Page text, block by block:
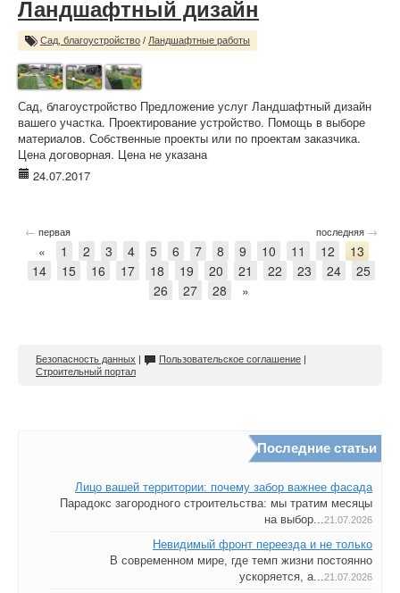
Ландшафтный дизайн
Сад, благоустройство / Ландшафтные работы
Сад, благоустройство Предложение услуг Ландшафтный дизайн
вашего участка. Проектирование устройство. Помощь в выборе
материалов. Собственные проекты или по проектам заказчика.
Цена договорная. Цена не указана
24.07.2017
← первая последняя →
« 1 2 3 4 5 6 7 8 9 10 11 12
13
14
15 16 17 18 19 20 21 22 23 24
25
26
27 28 »
Безопасность данных | Пользовательское соглашение |
Строительный портал
Последние статьи
Лицо вашей территории: почему забор важнее фасада
Парадокс загородного строительства: мы тратим месяцы
на выбор...21.07.2026
Невидимый фронт переезда и не только
В современном мире, где темп жизни постоянно
ускоряется, а...21.07.2026